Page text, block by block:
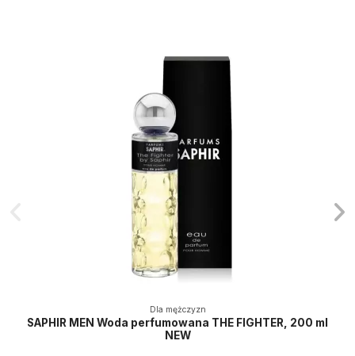
Dla mężczyzn
SAPHIR MEN Woda perfumowana THE FIGHTER, 200 ml
NEW